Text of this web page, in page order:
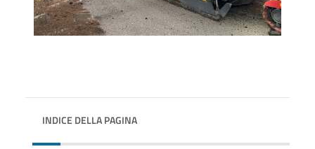
INDICE DELLA PAGINA